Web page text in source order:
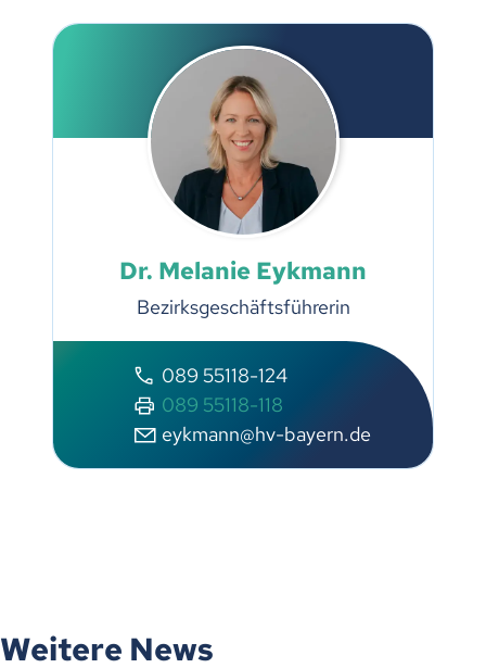
Dr. Melanie Eykmann
Bezirksgeschäftsführerin
089 55118-124
089 55118-118
eykmann@hv-bayern.de
Weitere News